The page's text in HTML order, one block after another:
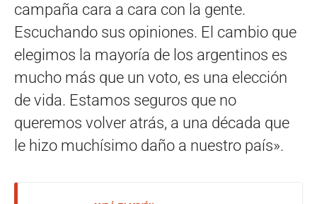
campaña cara a cara con la gente.
Escuchando sus opiniones. El cambio que
elegimos la mayoría de los argentinos es
mucho más que un voto, es una elección
de vida. Estamos seguros que no
queremos volver atrás, a una década que
le hizo muchísimo daño a nuestro país».